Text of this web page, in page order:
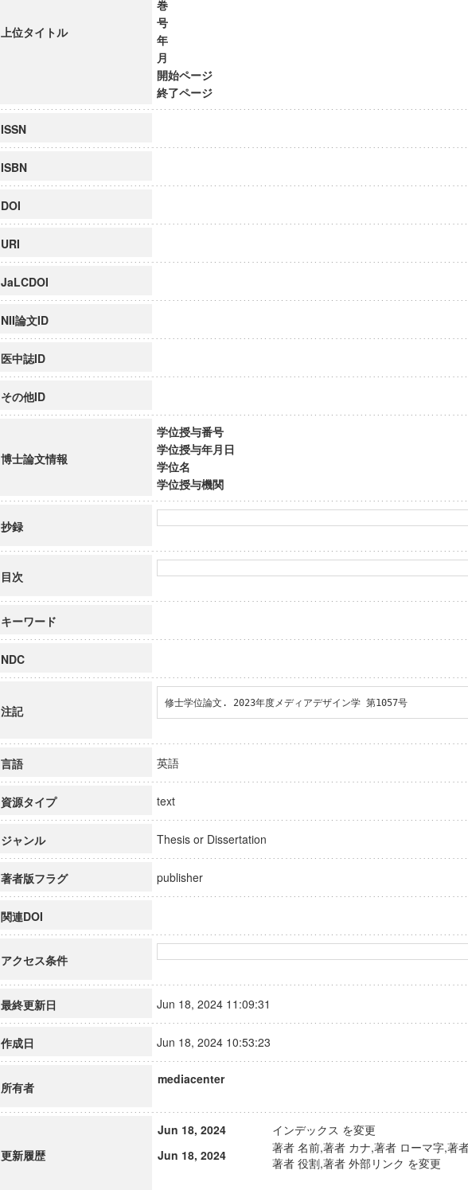
上位タイトル
巻
号
年
月
開始ページ
終了ページ
ISSN
ISBN
DOI
URI
JaLCDOI
NII論文ID
医中誌ID
その他ID
博士論文情報
学位授与番号
学位授与年月日
学位名
学位授与機関
抄録
目次
キーワード
NDC
注記
修士学位論文. 2023年度メディアデザイン学 第1057号
言語 英語
資源タイプ text
ジャンル Thesis or Dissertation
著者版フラグ publisher
関連DOI
アクセス条件
最終更新日 Jun 18, 2024 11:09:31
作成日 Jun 18, 2024 10:53:23
所有者
mediacenter
更新履歴
Jun 18, 2024
インデックス を変更
Jun 18, 2024
著者 名前,著者 カナ,著者 ローマ字,著
著者 役割,著者 外部リンク を変更